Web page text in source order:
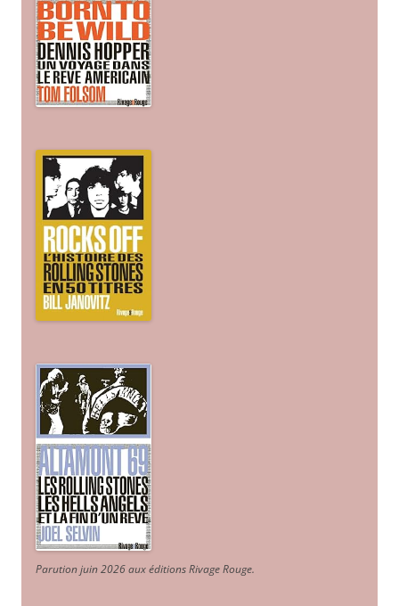
Parution juin 2026 aux éditions Rivage Rouge.